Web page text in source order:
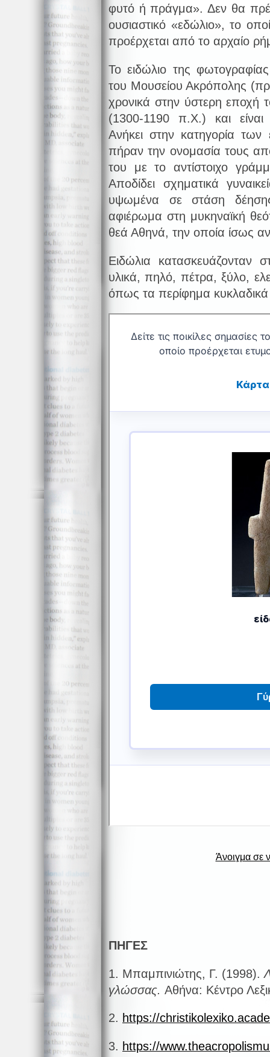
φυτό ή πράγμα». Δεν θα
ουσιαστικό «εδώλιο», το
προέρχεται από το αρχαίο
Το ειδώλιο της
του Μουσείου Ακρόπολης
χρονικά στην ύστερη εποχή
(1300-1190 π.Χ.) και
Ανήκει στην κατηγορία
πήραν την ονομασία τους
του με το αντίστοιχο
Αποδίδει σχηματικά
υψωμένα σε στάση
αφιέρωμα στη μυκηναϊκή
θεά Αθηνά, την οποία ίσως
Ειδώλια κατασκευάζονταν
υλικά, πηλό, πέτρα, ξύλο,
όπως τα περίφημα κυκλαδικά
Άνοιγμα σε
ΠΗΓΕΣ
1. Μπαμπινιώτης, Γ. (1998).
γλώσσας. Αθήνα: Κέντρο
2. https://
3. https://